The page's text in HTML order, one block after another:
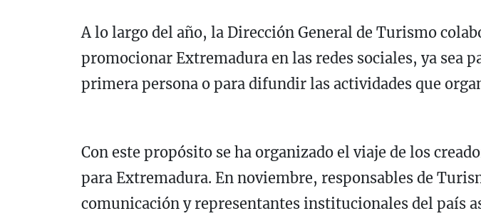
A lo largo del año, la Dirección General de Turismo
promocionar Extremadura en las redes sociales, ya sea
primera persona o para difundir las actividades que
Con este propósito se ha organizado el viaje de los
para Extremadura. En noviembre, responsables de
comunicación y representantes institucionales del país